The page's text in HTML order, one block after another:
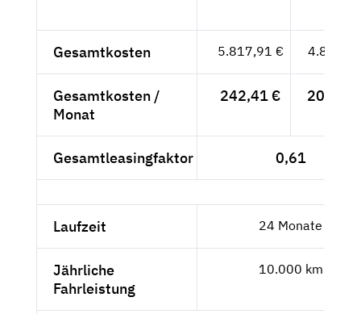
Gesamtkosten 5.817,91 € 4.889,--
Gesamtkosten /
Monat
242,41 € 203,71
Gesamtleasingfaktor 0,61
Laufzeit 24 Monate
Jährliche
Fahrleistung
10.000 km